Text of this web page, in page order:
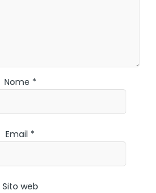
Nome *
Email *
Sito web